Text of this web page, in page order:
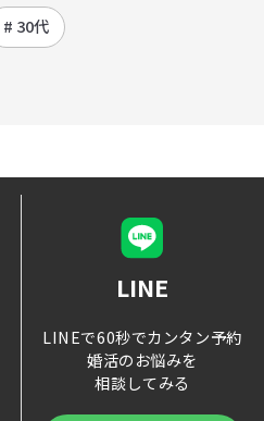
# 30代
LINE
LINEで60秒でカンタン予約
婚活のお悩みを
相談してみる